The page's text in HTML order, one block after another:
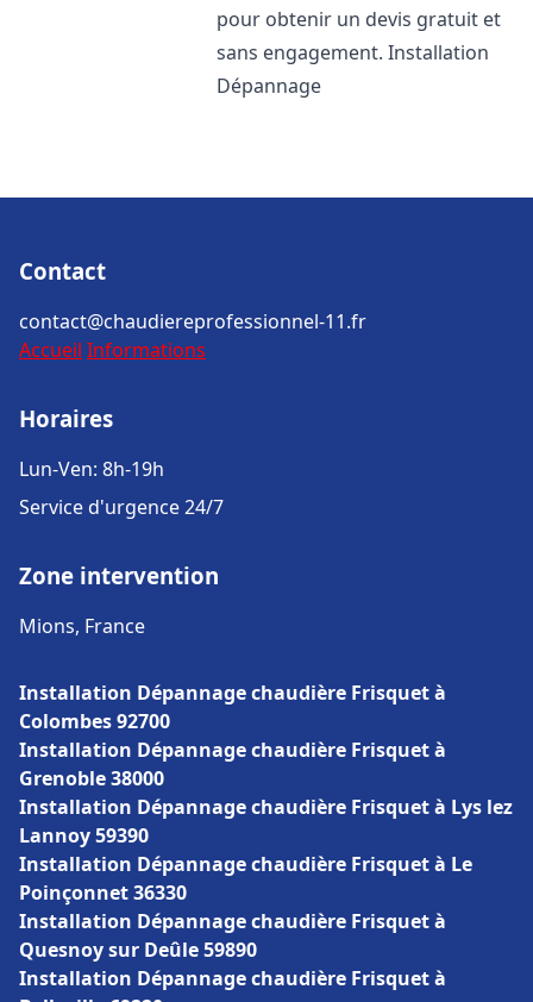
pour obtenir un devis gratuit et
sans engagement. Installation
Dépannage
Contact
contact@chaudiereprofessionnel-11.fr
Accueil Informations
Horaires
Lun-Ven: 8h-19h
Service d'urgence 24/7
Zone intervention
Mions, France
Installation Dépannage chaudière Frisquet à
Colombes 92700
Installation Dépannage chaudière Frisquet à
Grenoble 38000
Installation Dépannage chaudière Frisquet à Lys lez
Lannoy 59390
Installation Dépannage chaudière Frisquet à Le
Poinçonnet 36330
Installation Dépannage chaudière Frisquet à
Quesnoy sur Deûle 59890
Installation Dépannage chaudière Frisquet à